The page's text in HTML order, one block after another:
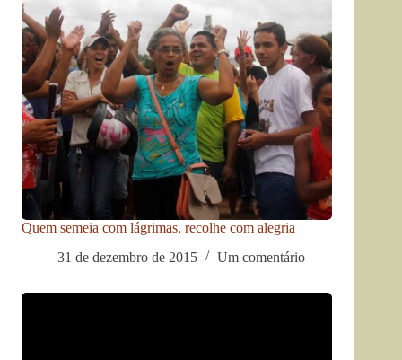
Quem semeia com lágrimas, recolhe com alegria
31 de dezembro de 2015
Um comentário